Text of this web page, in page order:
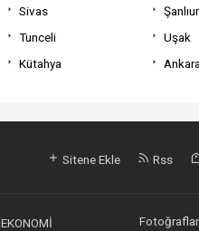
Sivas
Tunceli Uşak
Kütahya Ankara
Sitene Ekle Rss
EKONOMİ Fotoğraflar